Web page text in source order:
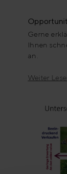
Gerne
Ihnen
an.
Weiter